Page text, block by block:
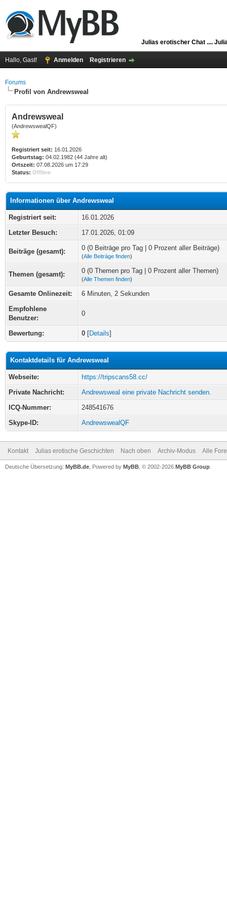
Julias erotischer Chat ....
Hallo, Gast! Anmelden Registrieren
Forums
Profil von Andrewsweal
Andrewsweal
(AndrewswealQF)
Registriert seit: 16.01.2026
Geburtstag: 04.02.1982 (44 Jahre alt)
Ortszeit: 07.08.2026 um 17:29
Status: Offline
Informationen über Andrewsweal
Registriert seit:
16.01.2026
Letzter Besuch:
17.01.2026, 01:09
Beiträge (gesamt): 0 (0 Beiträge pro Tag | 0 Prozent aller Beiträge)
(Alle Beiträge finden)
Themen (gesamt): 0 (0 Themen pro Tag | 0 Prozent aller Themen)
(Alle Themen finden)
Gesamte Onlinezeit:
6 Minuten, 2 Sekunden
Empfohlene
Benutzer:
0
Bewertung: 0 [Details]
Kontaktdetails für Andrewsweal
Webseite:
https://tripscans58.cc/
Private Nachricht:
Andrewsweal eine private Nachricht senden.
ICQ-Nummer:
248541676
Skype-ID:
AndrewswealQF
Kontakt Julias erotische Geschichten Nach oben Archiv-Modus Alle
Deutsche Übersetzung: MyBB.de , Powered by MyBB , © 2002-2026 MyBB Group